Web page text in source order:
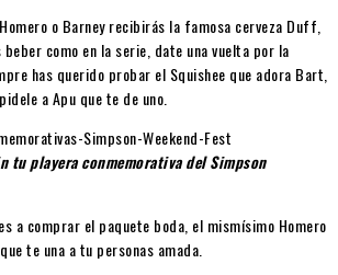
o Barney recibirás la famosa cerveza Duff,
como en la serie, date una vuelta por la
has querido probar el Squishee que adora Bart,
a Apu que te de uno.
tu playera conmemorativa del Simpson
a comprar el paquete boda, el mismísimo Homero
te una a tu personas amada.